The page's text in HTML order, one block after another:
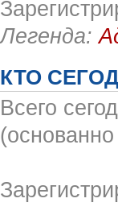
Легенда:
КТО
Всего